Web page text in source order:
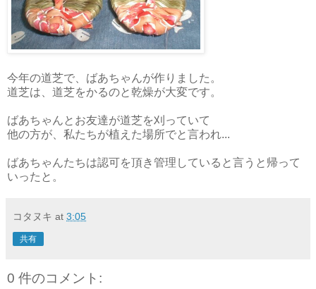
今年の道芝で、ばあちゃんが作りました。
道芝は、道芝をかるのと乾燥が大変です。
ばあちゃんとお友達が道芝を刈っていて
他の方が、私たちが植えた場所でと言われ...
ばあちゃんたちは認可を頂き管理していると言うと帰って
いったと。
コタヌキ at 3:05
共有
0 件のコメント: